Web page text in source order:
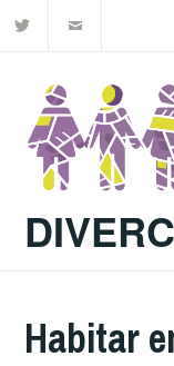
Saltar
contenido
Habitar